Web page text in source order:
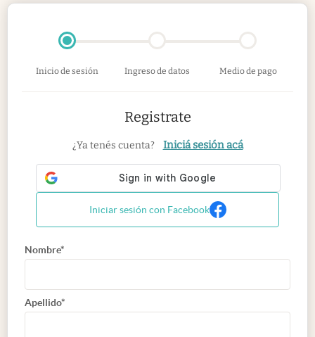
Inicio de sesión Ingreso de datos Medio de pago
Registrate
¿Ya tenés cuenta? Iniciá sesión acá
Iniciar sesión con Facebook
Nombre*
Apellido*